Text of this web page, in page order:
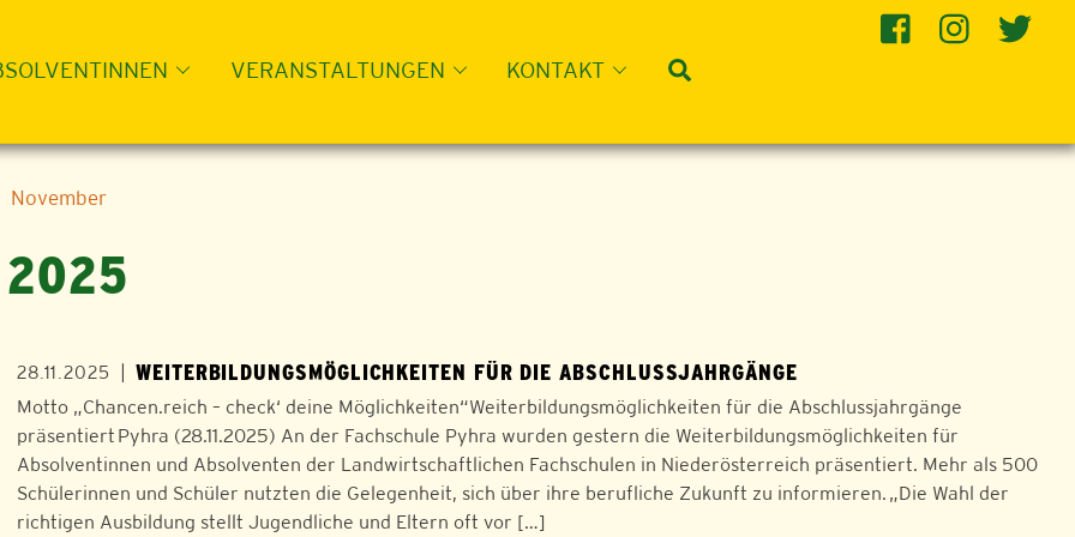
VERANSTALTUNGEN KONTAKT
November
2025
28.11.2025 | WEITERBILDUNGSMÖGLICHKEITEN FÜR DIE ABSCHLUSSJAHRGÄNGE
Motto „Chancen.reich – check‘ deine Möglichkeiten“Weiterbildungsmöglichkeiten für die Abschlussjahrgänge
präsentiert Pyhra (28.11.2025) An der Fachschule Pyhra wurden gestern die Weiterbildungsmöglichkeiten für
Absolventinnen und Absolventen der Landwirtschaftlichen Fachschulen in Niederösterreich präsentiert. Mehr als 500
Schülerinnen und Schüler nutzten die Gelegenheit, sich über ihre berufliche Zukunft zu informieren. „Die Wahl der
richtigen Ausbildung stellt Jugendliche und Eltern oft vor […]